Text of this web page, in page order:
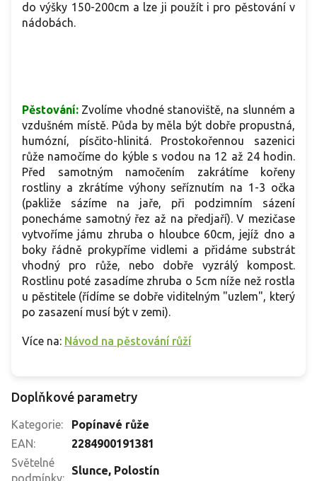
do výšky 150-200cm a lze ji použít i pro pěstování v
nádobách.
Pěstování: Zvolíme vhodné stanoviště, na slunném a
vzdušném místě. Půda by měla být dobře propustná,
humózní, písčito-hlinitá. Prostokořennou sazenici
růže namočíme do kýble s vodou na 12 až 24 hodin.
Před samotným namočením zakrátíme kořeny
rostliny a zkrátíme výhony seříznutím na 1-3 očka
(pakliže sázíme na jaře, při podzimním sázení
ponecháme samotný řez až na předjaří). V mezičase
vytvoříme jámu zhruba o hloubce 60cm, jejíž dno a
boky řádně prokypříme vidlemi a přidáme substrát
vhodný pro růže, nebo dobře vyzrálý kompost.
Rostlinu poté zasadíme zhruba o 5cm níže než rostla
u pěstitele (řídíme se dobře viditelným "uzlem", který
po zasazení musí být v zemi).
Více na: Návod na pěstování růží
Doplňkové parametry
Kategorie:
Popínavé růže
EAN:
2284900191381
Světelné
podmínky:
Slunce, Polostín